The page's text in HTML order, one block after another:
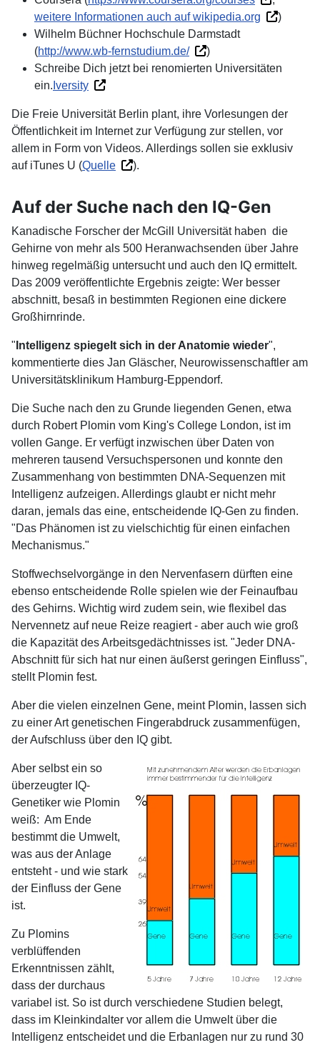
weitere Informationen auch auf wikipedia.org
)
Wilhelm Büchner Hochschule Darmstadt
(http://www.wb-fernstudium.de/
)
Schreibe Dich jetzt bei renomierten Universitäten
ein. Iversity
Die Freie Universität Berlin plant, ihre Vorlesungen der
Öffentlichkeit im Internet zur Verfügung zur stellen, vor
allem in Form von Videos. Allerdings sollen sie exklusiv
auf iTunes U (Quelle ).
Auf der Suche nach den IQ-Gen
Kanadische Forscher der McGill Universität haben die
Gehirne von mehr als 500 Heranwachsenden über Jahre
hinweg regelmäßig untersucht und auch den IQ ermittelt.
Das 2009 veröffentlichte Ergebnis zeigte: Wer besser
abschnitt, besaß in bestimmten Regionen eine dickere
Großhirnrinde.
" Intelligenz spiegelt sich in der Anatomie wieder",
kommentierte dies Jan Gläscher, Neurowissenschaftler am
Universitätsklinikum Hamburg-Eppendorf.
Die Suche nach den zu Grunde liegenden Genen, etwa
durch Robert Plomin vom King's College London, ist im
vollen Gange. Er verfügt inzwischen über Daten von
mehreren tausend Versuchspersonen und konnte den
Zusammenhang von bestimmten DNA-Sequenzen mit
Intelligenz aufzeigen. Allerdings glaubt er nicht mehr
daran, jemals das eine, entscheidende IQ-Gen zu finden.
"Das Phänomen ist zu vielschichtig für einen einfachen
Mechanismus."
Stoffwechselvorgänge in den Nervenfasern dürften eine
ebenso entscheidende Rolle spielen wie der Feinaufbau
des Gehirns. Wichtig wird zudem sein, wie flexibel das
Nervennetz auf neue Reize reagiert - aber auch wie groß
die Kapazität des Arbeitsgedächtnisses ist. "Jeder DNA-
Abschnitt für sich hat nur einen äußerst geringen Einfluss",
stellt Plomin fest.
Aber die vielen einzelnen Gene, meint Plomin, lassen sich
zu einer Art genetischen Fingerabdruck zusammenfügen,
der Aufschluss über den IQ gibt.
Aber selbst ein so
überzeugter IQ-
Genetiker wie Plomin
weiß: Am Ende
bestimmt die Umwelt,
was aus der Anlage
entsteht - und wie stark
der Einfluss der Gene
ist.
Zu Plomins
verblüffenden
Erkenntnissen zählt,
dass der durchaus
variabel ist. So ist durch verschiedene Studien belegt,
dass im Kleinkindalter vor allem die Umwelt über die
Intelligenz entscheidet und die Erbanlagen nur zu rund 30